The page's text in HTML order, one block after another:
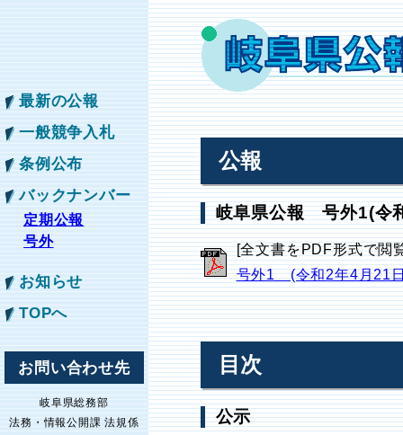
最新の公報
一般競争入札
条例公布
バックナンバー
定期公報
号外
お知らせ
TOPへ
お問い合わせ先
岐阜県総務部
法務・情報公開課 法規係
公報
岐阜県公報 号外1(令
[全文書をPDF形式で閲
号外1 (令和2年4月21
目次
公示